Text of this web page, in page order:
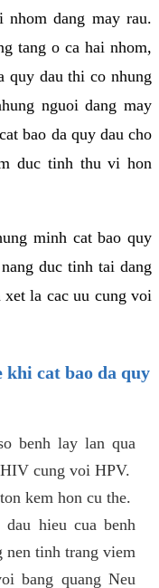
dang may rau.
tang o ca hai nhom,
quy dau thi co nhung
nguoi dang may
bao da quy dau cho
duc tinh thu vi hon
minh cat bao quy
duc tinh tai dang
xet la cac uu cung voi
khi cat bao da quy
benh lay lan qua
cung voi HPV.
kem hon cu the.
hieu cua benh
nen tinh trang viem
bang quang Neu